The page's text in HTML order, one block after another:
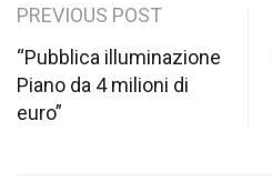
Post
navigation
PREVIOUS POST
“Pubblica illuminazione
Piano da 4 milioni di
euro”